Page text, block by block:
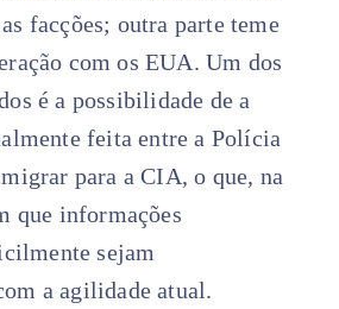
facções; outra parte teme
com os EUA. Um dos
é a possibilidade de a
feita entre a Polícia
para a CIA, o que, na
que informações
sejam
a agilidade atual.